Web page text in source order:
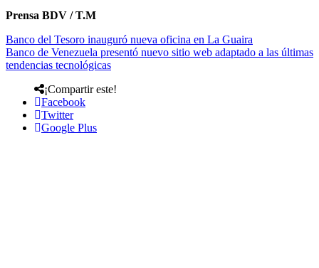
Prensa BDV / T.M
Banco del Tesoro inauguró nueva oficina en La Guaira
Banco de Venezuela presentó nuevo sitio web adaptado a las últimas
tendencias tecnológicas
¡Compartir este!
Facebook
Twitter
Google Plus